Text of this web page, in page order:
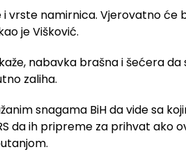
vrste namirnica. Vjerovatno će
je Višković.
nabavka brašna i šećera da
zaliha.
snagama BiH da vide sa
da ih pripreme za prihvat ako